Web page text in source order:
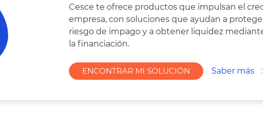
Cesce te ofrece productos que impulsan el
empresa, con soluciones que ayudan a
riesgo de impago y a obtener liquidez
la financiación.
ENCONTRAR MI SOLUCIÓN Saber más